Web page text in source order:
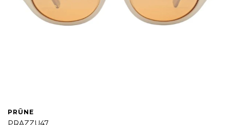
PRÜNE